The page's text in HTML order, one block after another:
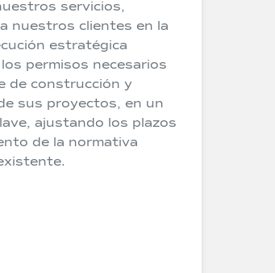
servicios,
nuestros clientes en la
estratégica
permisos necesarios
de construcción y
sus proyectos, en un
ajustando los plazos
de la normativa